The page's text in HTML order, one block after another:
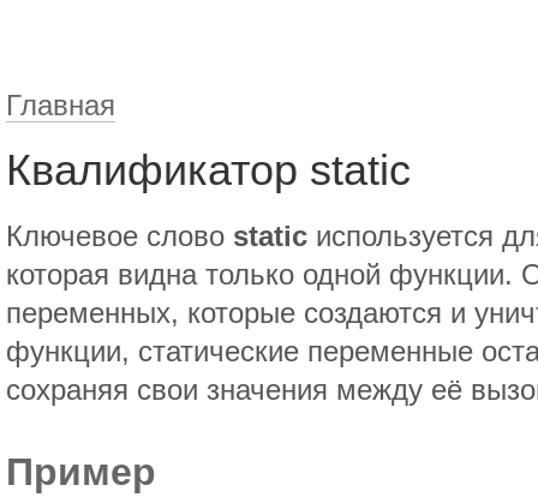
Главная
Квалификатор static
Ключевое слово static используется
которая видна только одной функции.
переменных, которые создаются и
функции, статические переменные
сохраняя свои значения между её
Пример